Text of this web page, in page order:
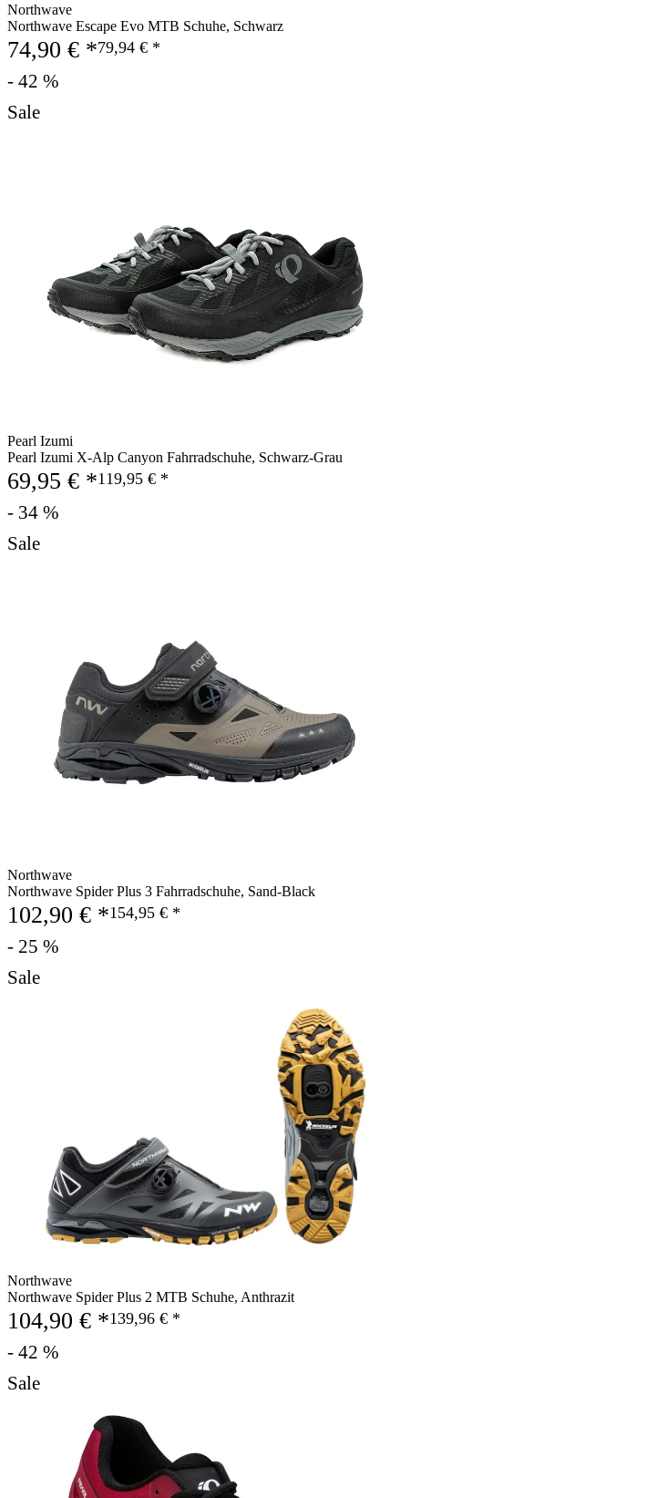
Northwave
Northwave Escape Evo MTB Schuhe, Schwarz
74,90 € *79,94 € *
- 42 %
Sale
Pearl Izumi
Pearl Izumi X-Alp Canyon Fahrradschuhe, Schwarz-Grau
69,95 € *119,95 € *
- 34 %
Sale
Northwave
Northwave Spider Plus 3 Fahrradschuhe, Sand-Black
102,90 € *154,95 € *
- 25 %
Sale
Northwave
Northwave Spider Plus 2 MTB Schuhe, Anthrazit
104,90 € *139,96 € *
- 42 %
Sale